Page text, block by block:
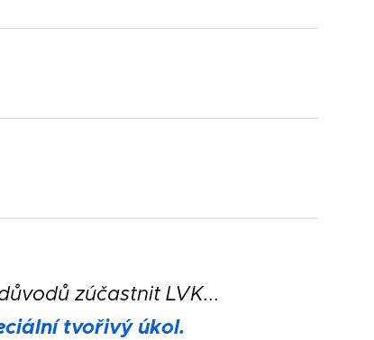
zúčastnit LVK...
tvořivý úkol.